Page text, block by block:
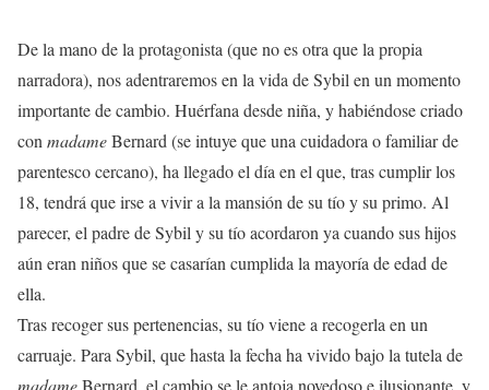
De la mano de la protagonista (que no es otra que la propia
narradora), nos adentraremos en la vida de Sybil en un momento
importante de cambio. Huérfana desde niña, y habiéndose criado
con madameBernard (se intuye que una cuidadora o familiar de
parentesco cercano), ha llegado el día en el que, tras cumplir los
18, tendrá que irse a vivir a la mansión de su tío y su primo. Al
parecer, el padre de Sybil y su tío acordaron ya cuando sus hijos
aún eran niños que se casarían cumplida la mayoría de edad de
ella.
Tras recoger sus pertenencias, su tío viene a recogerla en un
carruaje. Para Sybil, que hasta la fecha ha vivido bajo la tutela de
madameBernard, el cambio se le antoja novedoso e ilusionante, y